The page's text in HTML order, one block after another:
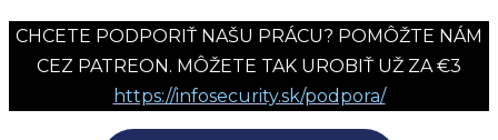
CHCETE PODPORIŤ NAŠU PRÁCU? POMÔŽTE NÁM
CEZ PATREON. MÔŽETE TAK UROBIŤ UŽ ZA €3
https://infosecurity.sk/podpora/